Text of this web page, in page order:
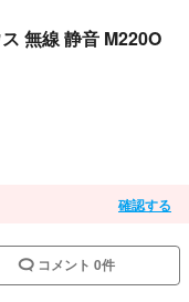
無線 静音 M220O
確認する
コメント 0件